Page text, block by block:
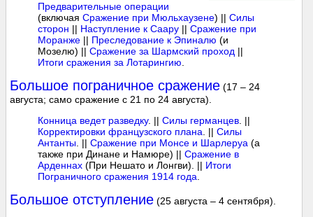
Предварительные операции
(включаяСражение при Мюльхаузене) ||Силы
сторон || Наступление к Саару ||Сражение при
Моранже || Преследование к Эпиналю (и
Мозелю) ||Сражение за Шармский проход ||
Итоги сражения за Лотарингию
Большое пограничное сражение (17 – 24
августа; само сражение с 21 по 24 августа).
Конница ведет разведку. ||Силы германцев . ||
Корректировки французского плана . ||Силы
Антанты . ||Сражение при Монсе и Шарлеруа (а
также при Динане и Намюре) ||Сражение в
Арденнах (При Нешато и Лонгви). || Итоги
Пограничного сражения 1914 года
Большое отступление (25 августа – 4 сентября).